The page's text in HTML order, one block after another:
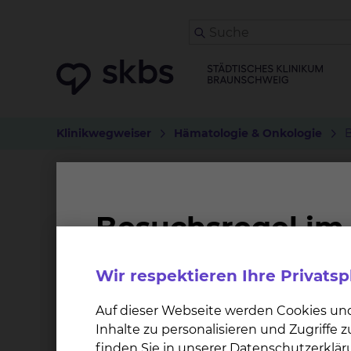
Klinikwegweiser Hämatologie & Onkologie
Patientinnen und Patienten
das Pflegepersonal
Angestellte
Wir respektieren Ihre
Auf dieser Webseite werden Cookies
Inhalte zu personalisieren und Zugriffe